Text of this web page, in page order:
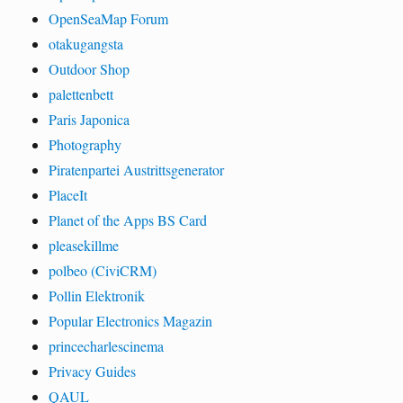
OpenSeaMap Forum
otakugangsta
Outdoor Shop
palettenbett
Paris Japonica
Photography
Piratenpartei Austrittsgenerator
PlaceIt
Planet of the Apps BS Card
pleasekillme
polbeo (CiviCRM)
Pollin Elektronik
Popular Electronics Magazin
princecharlescinema
Privacy Guides
QAUL